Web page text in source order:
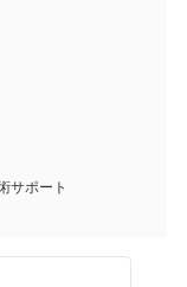
サポート